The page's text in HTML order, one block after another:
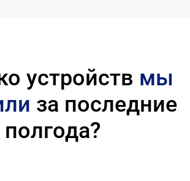
устройств мы
за последние
полгода?